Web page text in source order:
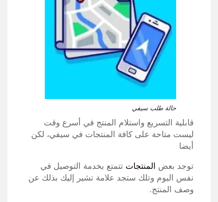
حالة طلب سيفي
قابلية التسريع واستلام المنتج في أسرع وقت
ليست متاحة على كافة المنتجات في سيفي، لكن
أيضا
توجد بعض المنتجات تتمتع بخدمة التوصيل في
نفس اليوم وتلك ستجد علامة تشير إليك بذلك عن
وصف المنتج.